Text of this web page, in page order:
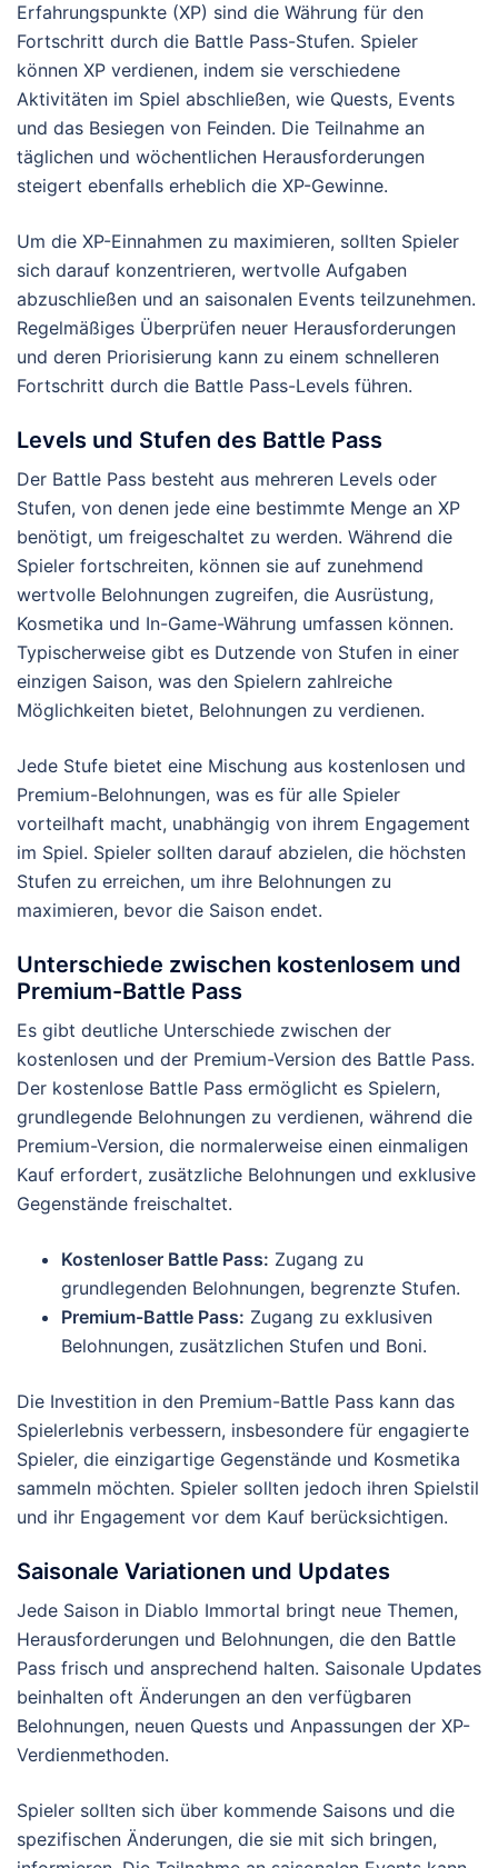
Erfahrungspunkte (XP) sind die Währung für den
Fortschritt durch die Battle Pass-Stufen. Spieler
können XP verdienen, indem sie verschiedene
Aktivitäten im Spiel abschließen, wie Quests, Events
und das Besiegen von Feinden. Die Teilnahme an
täglichen und wöchentlichen Herausforderungen
steigert ebenfalls erheblich die XP-Gewinne.
Um die XP-Einnahmen zu maximieren, sollten Spieler
sich darauf konzentrieren, wertvolle Aufgaben
abzuschließen und an saisonalen Events teilzunehmen.
Regelmäßiges Überprüfen neuer Herausforderungen
und deren Priorisierung kann zu einem schnelleren
Fortschritt durch die Battle Pass-Levels führen.
Levels und Stufen des Battle Pass
Der Battle Pass besteht aus mehreren Levels oder
Stufen, von denen jede eine bestimmte Menge an XP
benötigt, um freigeschaltet zu werden. Während die
Spieler fortschreiten, können sie auf zunehmend
wertvolle Belohnungen zugreifen, die Ausrüstung,
Kosmetika und In-Game-Währung umfassen können.
Typischerweise gibt es Dutzende von Stufen in einer
einzigen Saison, was den Spielern zahlreiche
Möglichkeiten bietet, Belohnungen zu verdienen.
Jede Stufe bietet eine Mischung aus kostenlosen und
Premium-Belohnungen, was es für alle Spieler
vorteilhaft macht, unabhängig von ihrem Engagement
im Spiel. Spieler sollten darauf abzielen, die höchsten
Stufen zu erreichen, um ihre Belohnungen zu
maximieren, bevor die Saison endet.
Unterschiede zwischen kostenlosem und
Premium-Battle Pass
Es gibt deutliche Unterschiede zwischen der
kostenlosen und der Premium-Version des Battle Pass.
Der kostenlose Battle Pass ermöglicht es Spielern,
grundlegende Belohnungen zu verdienen, während die
Premium-Version, die normalerweise einen einmaligen
Kauf erfordert, zusätzliche Belohnungen und exklusive
Gegenstände freischaltet.
Kostenloser Battle Pass: Zugang zu
grundlegenden Belohnungen, begrenzte Stufen.
Premium-Battle Pass: Zugang zu exklusiven
Belohnungen, zusätzlichen Stufen und Boni.
Die Investition in den Premium-Battle Pass kann das
Spielerlebnis verbessern, insbesondere für engagierte
Spieler, die einzigartige Gegenstände und Kosmetika
sammeln möchten. Spieler sollten jedoch ihren Spielstil
und ihr Engagement vor dem Kauf berücksichtigen.
Saisonale Variationen und Updates
Jede Saison in Diablo Immortal bringt neue Themen,
Herausforderungen und Belohnungen, die den Battle
Pass frisch und ansprechend halten. Saisonale Updates
beinhalten oft Änderungen an den verfügbaren
Belohnungen, neuen Quests und Anpassungen der XP-
Verdienmethoden.
Spieler sollten sich über kommende Saisons und die
spezifischen Änderungen, die sie mit sich bringen,